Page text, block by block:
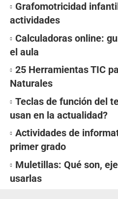
Grafomotricidad
actividades
Calculadoras online:
el aula
25 Herramientas TIC
Naturales
Teclas de función del
usan en la actualidad?
Actividades de
primer grado
Muletillas: Qué son,
usarlas